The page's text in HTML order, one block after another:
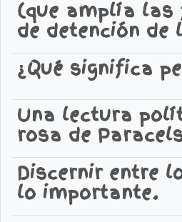
(que amplía las
de detención de
¿Qué significa
Una lectura
rosa de
Discernir entre
lo importante.